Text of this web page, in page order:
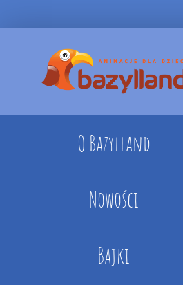
O Bazylland
Nowości
Bajki